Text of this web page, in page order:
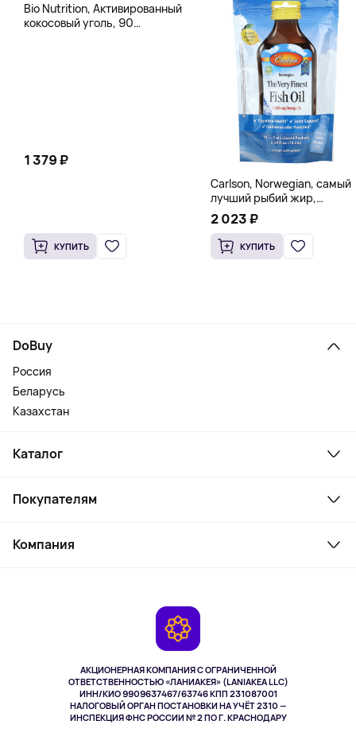
Bio Nutrition, Активированный
кокосовый уголь, 90
1 379 ₽
КУПИТЬ
Carlson, Norwegian, самый
лучший рыбий жир,
натуральный лимон, 15
пакетиков (5 мл) каждый
2 023 ₽
КУПИТЬ
АКЦИОНЕРНАЯ КОМПАНИЯ С ОГРАНИЧЕННОЙ
ОТВЕТСТВЕННОСТЬЮ «ЛАНИАКЕЯ» (LANIAKEA LLC)
ИНН/КИО 9909637467/63746 КПП 231087001
НАЛОГОВЫЙ ОРГАН ПОСТАНОВКИ НА УЧЁТ 2310 —
ИНСПЕКЦИЯ ФНС РОССИИ № 2 ПО Г. КРАСНОДАРУ
DoBuy
Россия
Беларусь
Казахстан
Каталог
Ноутбуки, мониторы, VR
Косметика и уход
Здоровье питомцев
Покупателям
Как заказать
Компания